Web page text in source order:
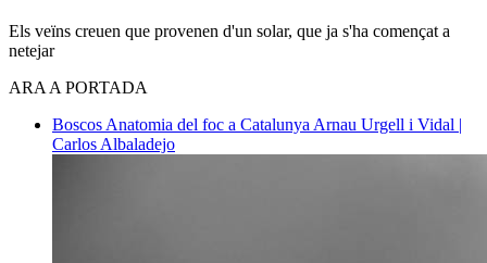
Els veïns creuen que provenen d'un solar, que ja s'ha començat a
netejar
ARA A PORTADA
Boscos Anatomia del foc a Catalunya Arnau Urgell i Vidal |
Carlos Albaladejo